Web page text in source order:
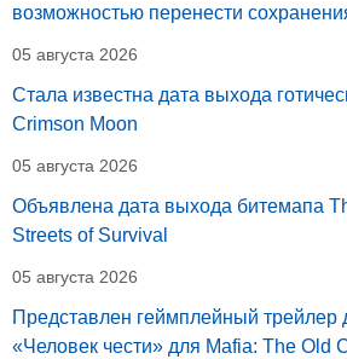
возможностью перенести
05 августа 2026
Стала известна дата выхода
Crimson Moon
05 августа 2026
Объявлена дата выхода битемапа
Streets of Survival
05 августа 2026
Представлен геймплейный трейлер
«Человек чести» для Mafia: The Old